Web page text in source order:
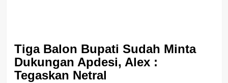
Tiga Balon Bupati Sudah Minta
Dukungan Apdesi, Alex :
Tegaskan Netral